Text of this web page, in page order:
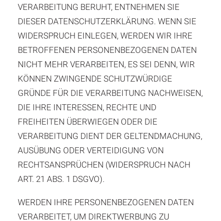
VERARBEITUNG BERUHT, ENTNEHMEN SIE
DIESER DATENSCHUTZERKLÄRUNG. WENN SIE
WIDERSPRUCH EINLEGEN, WERDEN WIR IHRE
BETROFFENEN PERSONENBEZOGENEN DATEN
NICHT MEHR VERARBEITEN, ES SEI DENN, WIR
KÖNNEN ZWINGENDE SCHUTZWÜRDIGE
GRÜNDE FÜR DIE VERARBEITUNG NACHWEISEN,
DIE IHRE INTERESSEN, RECHTE UND
FREIHEITEN ÜBERWIEGEN ODER DIE
VERARBEITUNG DIENT DER GELTENDMACHUNG,
AUSÜBUNG ODER VERTEIDIGUNG VON
RECHTSANSPRÜCHEN (WIDERSPRUCH NACH
ART. 21 ABS. 1 DSGVO).
WERDEN IHRE PERSONENBEZOGENEN DATEN
VERARBEITET, UM DIREKTWERBUNG ZU